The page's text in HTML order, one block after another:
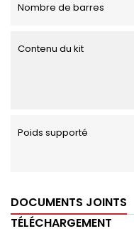
Nombre de barres
Contenu du kit
Poids supporté
DOCUMENTS JOINTS
TÉLÉCHARGEMENT